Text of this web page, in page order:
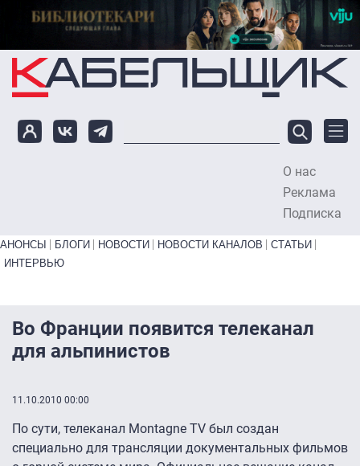
Перейти к основному содержанию
О нас
Реклама
Подписка
Primary links bottom
АНОНСЫ БЛОГИ НОВОСТИ НОВОСТИ КАНАЛОВ
СТАТЬИ
ИНТЕРВЬЮ
Во Франции появится телеканал
для альпинистов
11.10.2010 00:00
По сути, телеканал Montagne TV был создан
специально для трансляции документальных фильмов